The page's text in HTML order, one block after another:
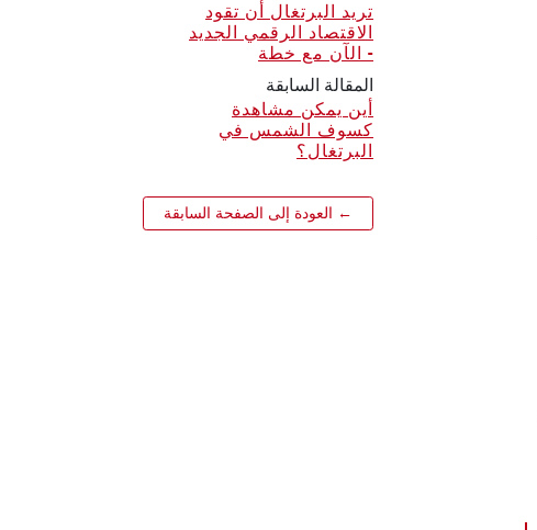
تريد البرتغال أن تقود
الاقتصاد الرقمي الجديد
- الآن مع خطة
المقالة السابقة
أين يمكن مشاهدة
كسوف الشمس في
البرتغال؟
← العودة إلى الصفحة السابقة